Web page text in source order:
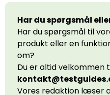
Har du spørgsmål
Har du spørgsmål til
produkt eller en
om?
Du er altid velkommen
Vores redaktion læser